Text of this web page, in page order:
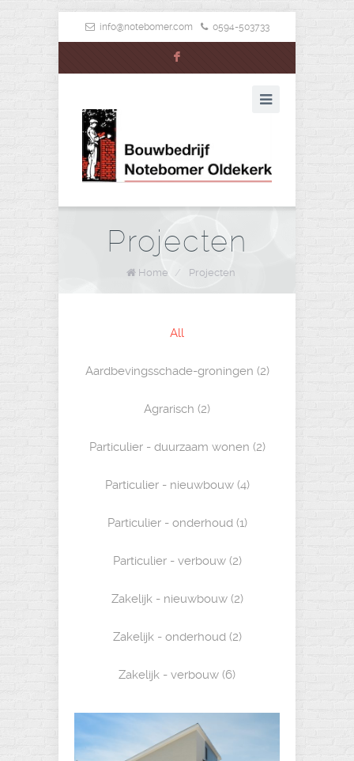
info@notebomer.com 0594-503733
F
Projecten
Home / Projecten
All
Aardbevingsschade-groningen (2)
Agrarisch (2)
Particulier - duurzaam wonen (2)
Particulier - nieuwbouw (4)
Particulier - onderhoud (1)
Particulier - verbouw (2)
Zakelijk - nieuwbouw (2)
Zakelijk - onderhoud (2)
Zakelijk - verbouw (6)